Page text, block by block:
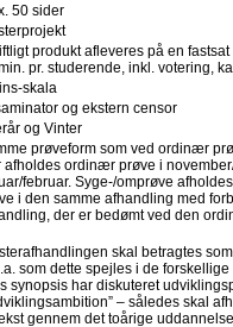
50 sider
produkt afleveres på en
pr. studerende, inkl. votering,
skala
og ekstern censor
og Vinter
prøveform som ved ordinær
afholdes ordinær prøve i
februar. Syge-/omprøve
i den samme afhandling med
der er bedømt ved den
skal betragtes
som dette spejles i de
synopsis har diskuteret
– således skal
gennem det toårige